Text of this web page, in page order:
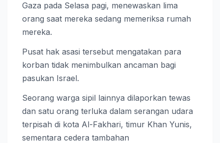
Gaza pada Selasa pagi, menewaskan lima
orang saat mereka sedang memeriksa rumah
mereka.
Pusat hak asasi tersebut mengatakan para
korban tidak menimbulkan ancaman bagi
pasukan Israel.
Seorang warga sipil lainnya dilaporkan tewas
dan satu orang terluka dalam serangan udara
terpisah di kota Al-Fakhari, timur Khan Yunis,
sementara cedera tambahan